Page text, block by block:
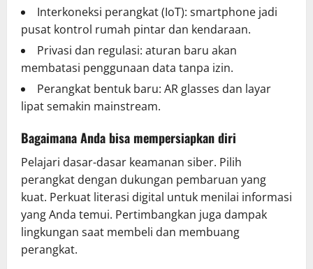
Interkoneksi perangkat (IoT): smartphone jadi
pusat kontrol rumah pintar dan kendaraan.
Privasi dan regulasi: aturan baru akan
membatasi penggunaan data tanpa izin.
Perangkat bentuk baru: AR glasses dan layar
lipat semakin mainstream.
Bagaimana Anda bisa mempersiapkan diri
Pelajari dasar-dasar keamanan siber. Pilih
perangkat dengan dukungan pembaruan yang
kuat. Perkuat literasi digital untuk menilai informasi
yang Anda temui. Pertimbangkan juga dampak
lingkungan saat membeli dan membuang
perangkat.